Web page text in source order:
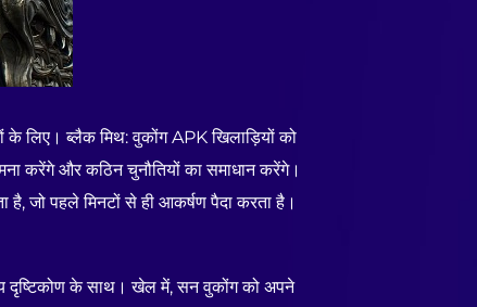
के लिए। ब्लैक मिथ: वुकोंग APK खिलाड़ियों को
करेंगे और कठिन चुनौतियों का समाधान करेंगे।
जो पहले मिनटों से ही आकर्षण पैदा करता है।
दृष्टिकोण के साथ। खेल में, सन वुकोंग को अपने